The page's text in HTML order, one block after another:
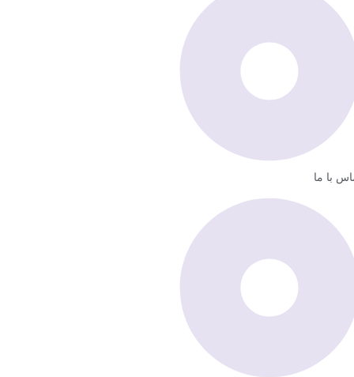
با ما